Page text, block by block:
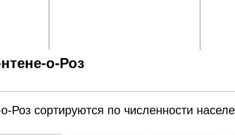
о-Роз
Роз сортируются по численности